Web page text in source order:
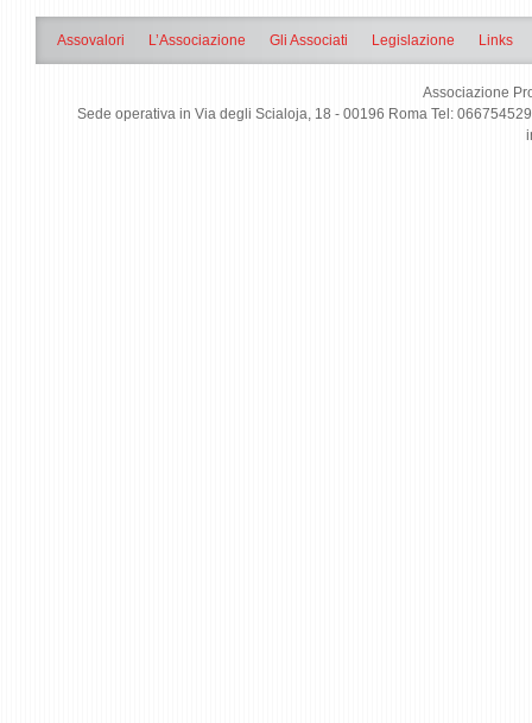
Assovalori L’Associazione Gli Associati Legislazione Links
Associazione
Sede operativa in Via degli Scialoja, 18 - 00196 Roma Tel: